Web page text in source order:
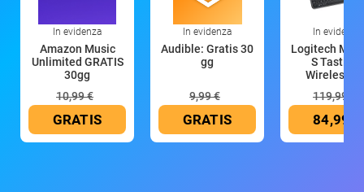
In evidenza
Amazon Music
Unlimited GRATIS
30gg
10,99 €
GRATIS
In evidenza
Audible: Gratis 30
gg
9,99 €
GRATIS
In evidenza
Logitech MX
S Tastiera
Wireless
119,99 €
84,99 €